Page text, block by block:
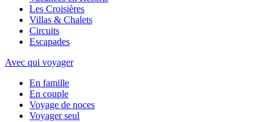
Les Croisières
Villas & Chalets
Circuits
Escapades
Avec qui voyager
En famille
En couple
Voyage de noces
Voyager seul